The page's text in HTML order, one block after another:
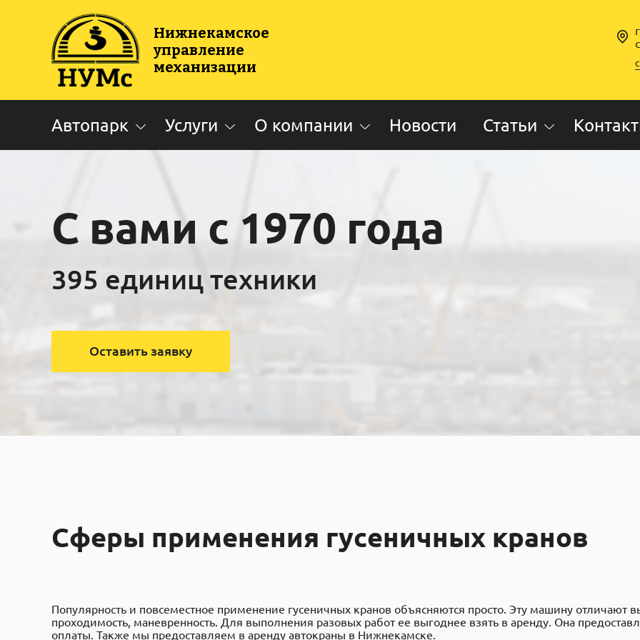
Нижнекамское
управление
механизации
Автопарк Услуги О компании Новости Статьи
С вами с 1970 года
395 единиц техники
Оставить заявку
Сферы применения гусеничных кранов
Популярность и повсеместное применение гусеничных кранов объясняются просто. Эту машину отличают
проходимость, маневренность. Для выполнения разовых работ ее выгоднее взять в аренду. Она
оплаты. Также мы предоставляем в аренду автокраны в Нижнекамске.